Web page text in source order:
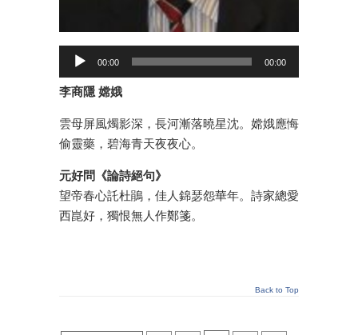
00:00 00:00
李商隱 嫦娥
雲母屏風燭影深，長河漸落曉星沈。嫦娥應悔
偷靈藥，碧海青天夜夜心。
元好問《論詩絕句》
望帝春心託杜鵑，佳人錦瑟怨華年。詩家總愛
西崑好，獨恨無人作鄭箋。
Back to Top